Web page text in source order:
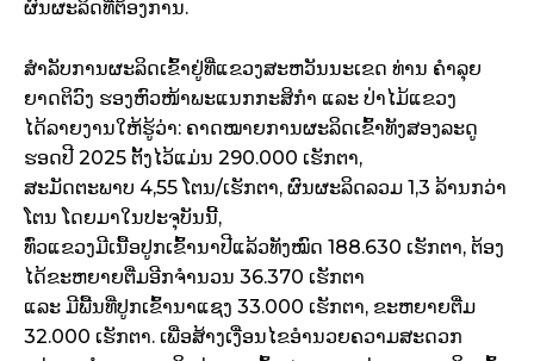
ຜົນຜະລິດທີ່ຕ້ອງການ.
ສຳລັບການຜະລິດເຂົ້າຢູ່ທີ່ແຂວງສະຫວັນນະເຂດ ທ່ານ ຄຳລຸຍ
ຍາດຕິວົງ ຮອງຫົວໜ້າພະແນກກະສິກຳ ແລະ ປ່າໄມ້ແຂວງ
ໄດ້ລາຍງານໃຫ້ຮູ້ວ່າ: ຄາດໝາຍການຜະລິດເຂົ້າທັງສອງລະດູ
ຮອດປີ 2025 ຕັ້ງໄວ້ແມ່ນ 290.000 ເຮັກຕາ,
ສະມັດຕະພາບ 4,55 ໂຕນ/ເຮັກຕາ, ຜົນຜະລິດລວມ 1,3 ລ້ານກວ່າ
ໂຕນ ໂດຍມາໃນປະຈຸບັນນີ້,
ທົ່ວແຂວງມີເນື້ອປູກເຂົ້ານາປີແລ້ວທັງໝົດ 188.630 ເຮັກຕາ, ຕ້ອງ
ໄດ້ຂະຫຍາຍຕື່ມອີກຈຳນວນ 36.370 ເຮັກຕາ
ແລະ ມີພື້ນທີ່ປູກເຂົ້ານາແຊງ 33.000 ເຮັກຕາ, ຂະຫຍາຍຕື່ມ
32.000 ເຮັກຕາ. ເພື່ອສ້າງເງື່ອນໄຂອຳນວຍຄວາມສະດວກ